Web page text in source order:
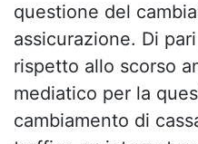
questione del
assicurazione. Di
rispetto allo scorso
mediatico per la
cambiamento di